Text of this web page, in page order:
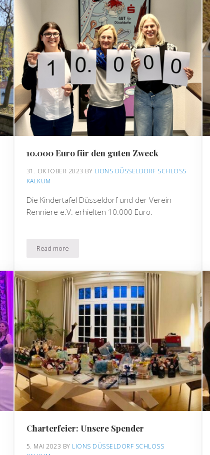
Kalkum 2024/2025
10.000 Euro für den guten Zweck
31. OKTOBER 2023 BY LIONS DÜSSELDORF SCHLOSS
KALKUM
Die Kindertafel Düsseldorf und der Verein
Renniere e.V. erhielten 10.000 Euro.
Read more10.000 Euro für den guten Zweck
Charterfeier: Unsere Spender
5. MAI 2023 BY LIONS DÜSSELDORF SCHLOSS